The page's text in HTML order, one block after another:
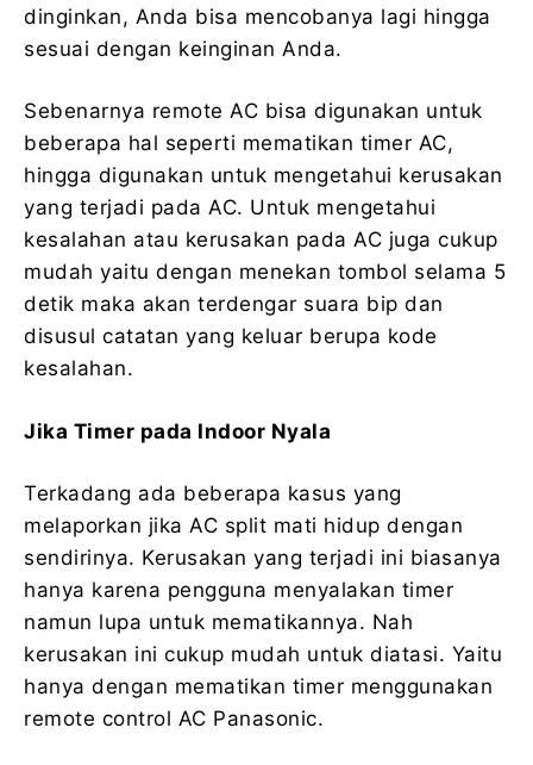
dinginkan, Anda bisa mencobanya lagi hingga
sesuai dengan keinginan Anda.
Sebenarnya remote AC bisa digunakan untuk
beberapa hal seperti mematikan timer AC,
hingga digunakan untuk mengetahui kerusakan
yang terjadi pada AC. Untuk mengetahui
kesalahan atau kerusakan pada AC juga cukup
mudah yaitu dengan menekan tombol selama 5
detik maka akan terdengar suara bip dan
disusul catatan yang keluar berupa kode
kesalahan.
Jika Timer pada Indoor Nyala
Terkadang ada beberapa kasus yang
melaporkan jika AC split mati hidup dengan
sendirinya. Kerusakan yang terjadi ini biasanya
hanya karena pengguna menyalakan timer
namun lupa untuk mematikannya. Nah
kerusakan ini cukup mudah untuk diatasi. Yaitu
hanya dengan mematikan timer menggunakan
remote control AC Panasonic.